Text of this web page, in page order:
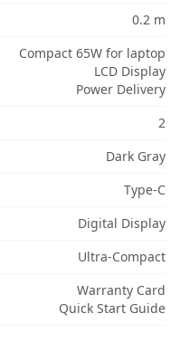
0.2 m
Compact 65W for laptop
LCD Display
Power Delivery
2
Dark Gray
Type-C
Digital Display
Ultra-Compact
Warranty Card
Quick Start Guide